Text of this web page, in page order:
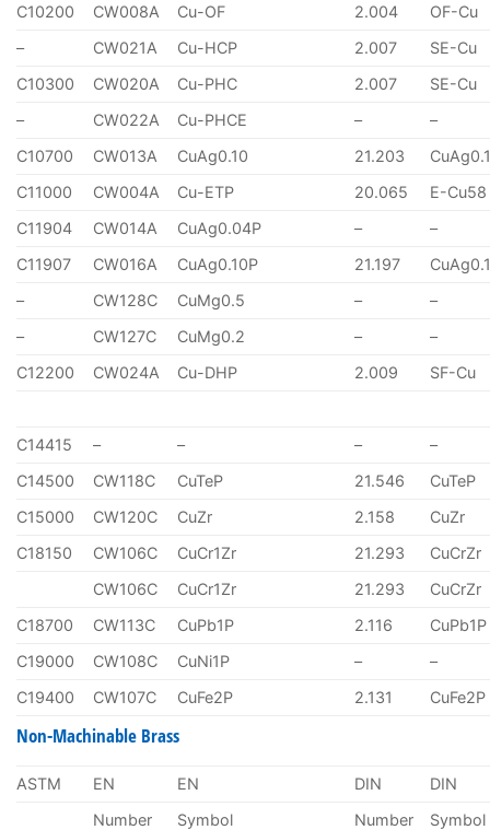
C10200
CW008A Cu-OF 2.004
OF-Cu
–
CW021A Cu-HCP 2.007
SE-Cu
C10300
CW020A Cu-PHC 2.007
SE-Cu
–
CW022A Cu-PHCE –
–
C10700
CW013A CuAg0.10 21.203
C11000
CW004A Cu-ETP 20.065
E-Cu58
C11904
CW014A CuAg0.04P –
–
C11907
CW016A CuAg0.10P 21.197
–
CW128C CuMg0.5 –
–
–
CW127C CuMg0.2 –
–
C12200
CW024A Cu-DHP 2.009 SF-Cu
C14415 – – –
–
C14500
CW118C CuTeP 21.546
CuTeP
C15000
CW120C CuZr 2.158
CuZr
C18150
CW106C CuCr1Zr 21.293
CuCrZr
CW106C
CuCr1Zr 21.293
CuCrZr
C18700
CW113C CuPb1P 2.116
CuPb1P
C19000
CW108C CuNi1P –
–
C19400
CW107C CuFe2P 2.131 CuFe2P
Non-Machinable Brass
ASTM EN EN DIN
DIN
Number
Symbol Number
Symbol